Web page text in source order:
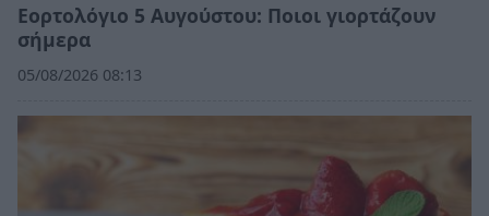
Εορτολόγιο 5 Αυγούστου: Ποιοι γιορτάζουν
σήμερα
05/08/2026 08:13